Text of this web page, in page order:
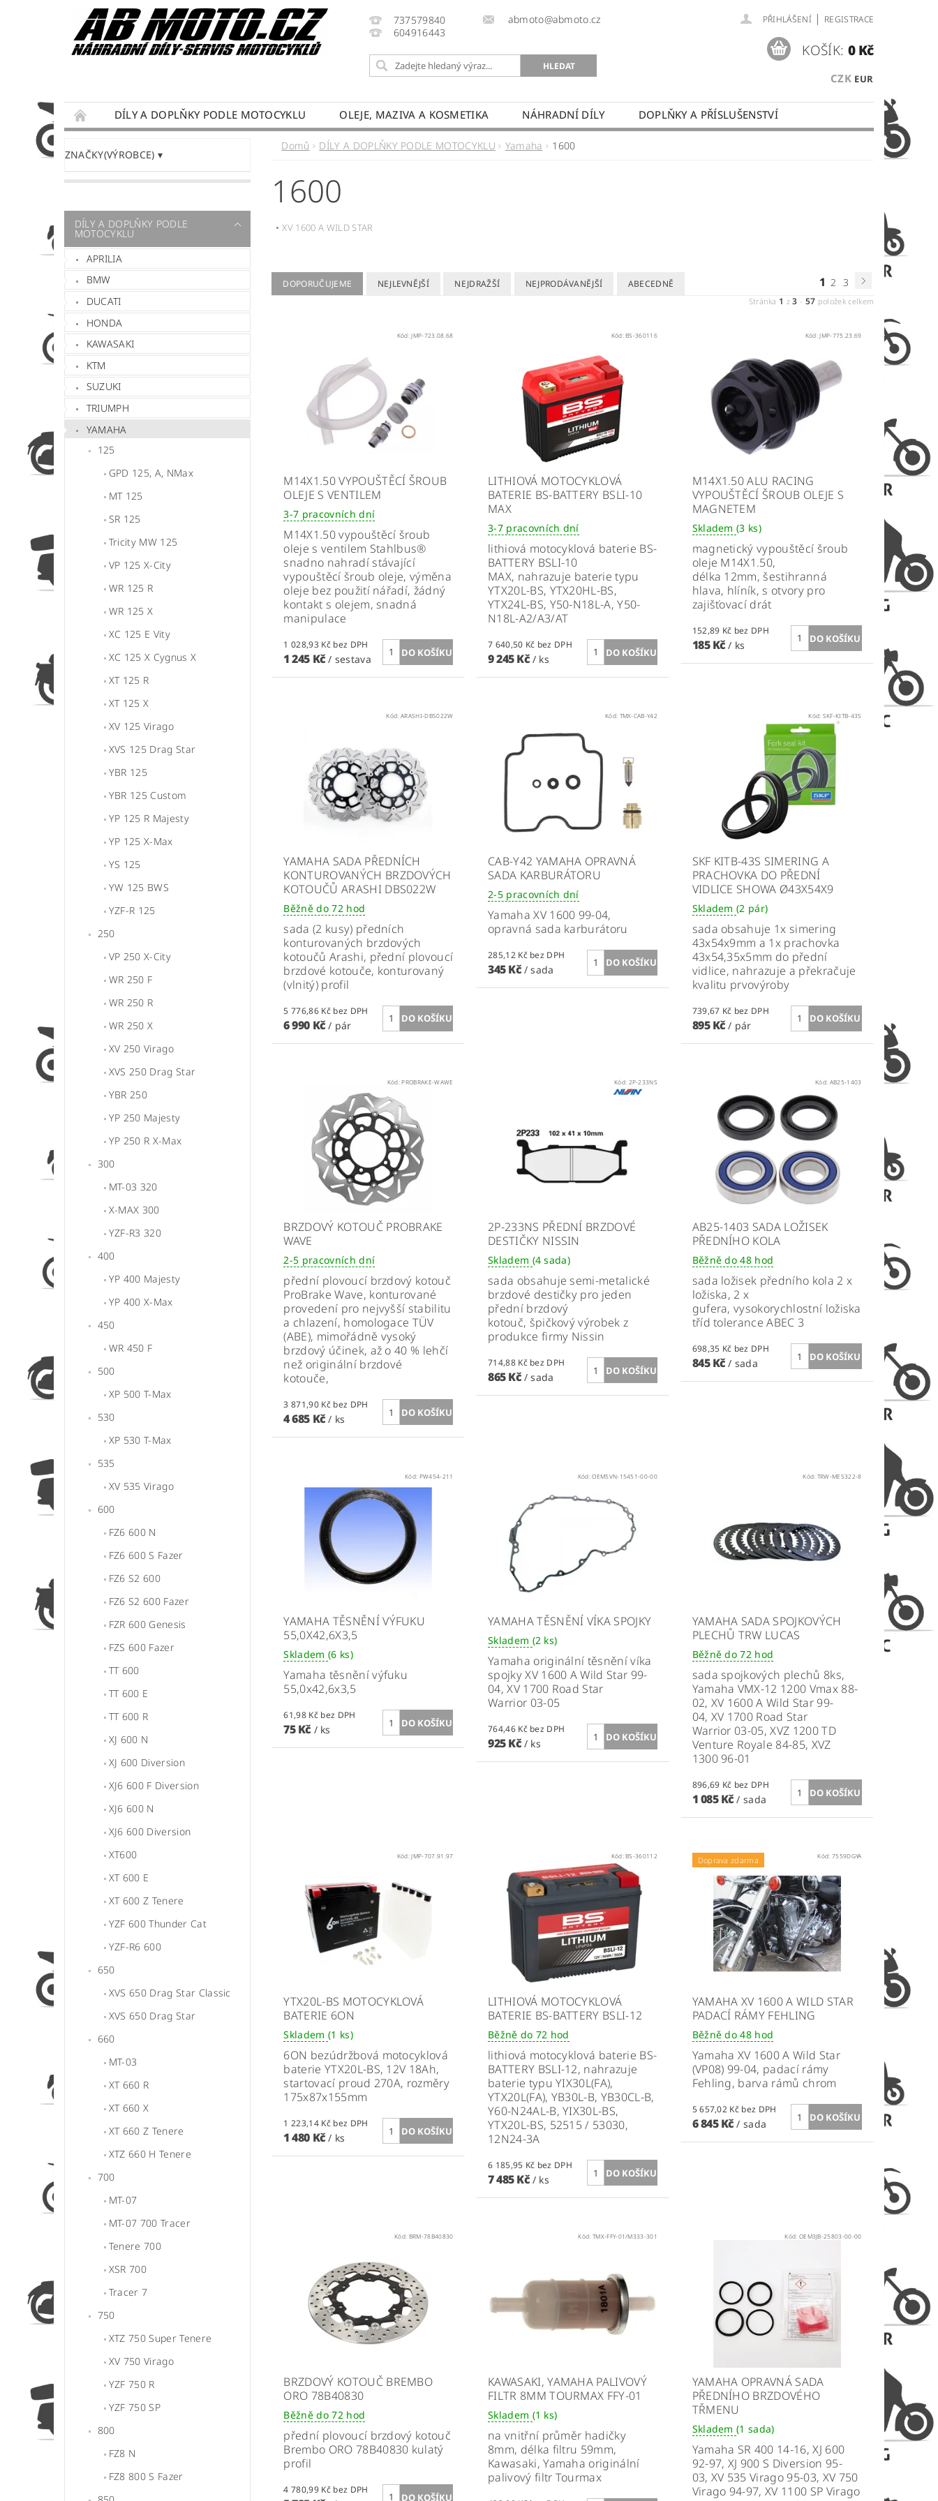
737579840
604916443
abmoto@abmoto.cz PŘIHLÁŠENÍ | REGISTRACE
CZK EUR
KOŠÍK: 0 Kč
DÍLY A DOPLŇKY PODLE MOTOCYKLU OLEJE, MAZIVA A KOSMETIKA NÁHRADNÍ DÍLY
DOPLŇKY A PŘÍSLUŠENSTVÍ
SERVIS MOTOCYKLŮ KONTAKT NAPIŠTE NÁM DOPRAVA A PLATBY
PODMÍNKY OCHRANY OSOBNÍCH ÚDAJŮ
ZNAČKY(VÝROBCE)
DÍLY A DOPLŇKY PODLE
MOTOCYKLU
APRILIA
BMW
DUCATI
HONDA
KAWASAKI
KTM
SUZUKI
TRIUMPH
YAMAHA
125
GPD 125, A, NMax
MT 125
SR 125
Tricity MW 125
VP 125 X-City
WR 125 R
WR 125 X
XC 125 E Vity
XC 125 X Cygnus X
XT 125 R
XT 125 X
XV 125 Virago
XVS 125 Drag Star
YBR 125
YBR 125 Custom
YP 125 R Majesty
YP 125 X-Max
YS 125
YW 125 BWS
YZF-R 125
250
VP 250 X-City
WR 250 F
WR 250 R
WR 250 X
XV 250 Virago
XVS 250 Drag Star
YBR 250
YP 250 Majesty
YP 250 R X-Max
300
MT-03 320
X-MAX 300
YZF-R3 320
400
YP 400 Majesty
YP 400 X-Max
450
WR 450 F
500
XP 500 T-Max
530
XP 530 T-Max
535
XV 535 Virago
600
FZ6 600 N
FZ6 600 S Fazer
FZ6 S2 600
FZ6 S2 600 Fazer
FZR 600 Genesis
FZS 600 Fazer
TT 600
TT 600 E
TT 600 R
XJ 600 N
XJ 600 Diversion
XJ6 600 F Diversion
XJ6 600 N
XJ6 600 Diversion
XT600
XT 600 E
XT 600 Z Tenere
YZF 600 Thunder Cat
YZF-R6 600
650
XVS 650 Drag Star Classic
XVS 650 Drag Star
660
MT-03
XT 660 R
XT 660 X
XT 660 Z Tenere
XTZ 660 H Tenere
700
MT-07
MT-07 700 Tracer
Tenere 700
XSR 700
Tracer 7
750
XTZ 750 Super Tenere
XV 750 Virago
YZF 750 R
YZF 750 SP
800
FZ8 N
FZ8 800 S Fazer
Domů DÍLY A DOPLŇKY PODLE MOTOCYKLU Yamaha 1600
1600
XV 1600 A WILD STAR
DOPORUČUJEME NEJLEVNĚJŠÍ NEJDRAŽŠÍ NEJPRODÁVANĚJŠÍ ABECEDNĚ 1 2 3
Stránka 1 z3 - 57 položek celkem
Kód:JMP-723.08.68
M14X1.50 VYPOUŠTĚCÍ ŠROUB
OLEJE S VENTILEM
3-7 pracovních dní
M14X1.50 vypouštěcí šroub
oleje s ventilem Stahlbus®
snadno nahradí stávající
vypouštěcí šroub oleje, výměna
oleje bez použití nářadí, žádný
kontakt s olejem, snadná
manipulace
1 028,93 Kč bez DPH
1 245 Kč/ sestava
Kód:BS-360116
LITHIOVÁ MOTOCYKLOVÁ
BATERIE BS-BATTERY BSLI-10
MAX
3-7 pracovních dní
lithiová motocyklová baterie BS-
BATTERY BSLI-10
MAX, nahrazuje baterie typu
YTX20L-BS, YTX20HL-BS,
YTX24L-BS, Y50-N18L-A, Y50-
N18L-A2/A3/AT
7 640,50 Kč bez DPH
9 245 Kč / ks
Kód:JMP-775.23.69
M14X1.50 ALU RACING
VYPOUŠTĚCÍ ŠROUB OLEJE S
MAGNETEM
Skladem(3 ks)
magnetický vypouštěcí šroub
oleje M14X1.50,
délka 12mm, šestihranná
hlava, hlíník, s otvory pro
zajišťovací drát
152,89 Kč bez DPH
185 Kč/ ks
Kód: ARASHI-DBS022W
YAMAHA SADA PŘEDNÍCH
KONTUROVANÝCH BRZDOVÝCH
KOTOUČŮ ARASHI DBS022W
Běžně do 72 hod
sada (2 kusy) předních
konturovaných brzdových
kotoučů Arashi, přední plovoucí
brzdové kotouče, konturovaný
(vlnitý) profil
5 776,86 Kč bez DPH
6 990 Kč/ pár
Kód: TMX-CAB-Y42
CAB-Y42 YAMAHA OPRAVNÁ
SADA KARBURÁTORU
2-5 pracovních dní
Yamaha XV 1600 99-04,
opravná sada karburátoru
285,12 Kč bez DPH
345 Kč / sada
Kód: SKF-KITB-43S
SKF KITB-43S SIMERING A
PRACHOVKA DO PŘEDNÍ
VIDLICE SHOWA Ø43X54X9
Skladem(2 pár)
sada obsahuje 1x simering
43x54x9mm a 1x prachovka
43x54,35x5mm do přední
vidlice, nahrazuje a překračuje
kvalitu prvovýroby
739,67 Kč bez DPH
895 Kč/ pár
Kód:PROBRAKE-WAWE
BRZDOVÝ KOTOUČ PROBRAKE
WAVE
2-5 pracovních dní
přední plovoucí brzdový kotouč
ProBrake Wave, konturované
provedení pro nejvyšší stabilitu
a chlazení, homologace TÜV
(ABE), mimořádně vysoký
brzdový účinek, až o 40 % lehčí
než originální brzdové
kotouče,
3 871,90 Kč bez DPH
4 685 Kč/ ks
Kód: 2P-233NS
2P-233NS PŘEDNÍ BRZDOVÉ
DESTIČKY NISSIN
Skladem (4 sada)
sada obsahuje semi-metalické
brzdové destičky pro jeden
přední brzdový
kotouč, špičkový výrobek z
produkce firmy Nissin
714,88 Kč bez DPH
865 Kč / sada
Kód: AB25-1403
AB25-1403 SADA LOŽISEK
PŘEDNÍHO KOLA
Běžně do 48 hod
sada ložisek předního kola 2 x
ložiska, 2 x
gufera, vysokorychlostní ložiska
tříd tolerance ABEC 3
698,35 Kč bez DPH
845 Kč/ sada
Kód: PW454-211
YAMAHA TĚSNĚNÍ VÝFUKU
55,0X42,6X3,5
Skladem (6 ks)
Yamaha těsnění výfuku
55,0x42,6x3,5
61,98 Kč bez DPH
75 Kč / ks
Kód:OEM5VN-15451-00-00
YAMAHA TĚSNĚNÍ VÍKA SPOJKY
Skladem (2 ks)
Yamaha originální těsnění víka
spojky XV 1600 A Wild Star 99-
04, XV 1700 Road Star
Warrior 03-05
764,46 Kč bez DPH
925 Kč / ks
Kód: TRW-MES322-8
YAMAHA SADA SPOJKOVÝCH
PLECHŮ TRW LUCAS
Běžně do 72 hod
sada spojkových plechů 8ks,
Yamaha VMX-12 1200 Vmax 88-
02, XV 1600 A Wild Star 99-
04, XV 1700 Road Star
Warrior 03-05, XVZ 1200 TD
Venture Royale 84-85, XVZ
1300 96-01
896,69 Kč bez DPH
1 085 Kč/ sada
Kód:JMP-707.91.97
YTX20L-BS MOTOCYKLOVÁ
BATERIE 6ON
Skladem (1 ks)
6ON bezúdržbová motocyklová
baterie YTX20L-BS, 12V 18Ah,
startovací proud 270A, rozměry
175x87x155mm
1 223,14 Kč bez DPH
1 480 Kč/ ks
Kód:BS-360112
LITHIOVÁ MOTOCYKLOVÁ
BATERIE BS-BATTERY BSLI-12
Běžně do 72 hod
lithiová motocyklová baterie BS-
BATTERY BSLI-12, nahrazuje
baterie typu YIX30L(FA),
YTX20L(FA), YB30L-B, YB30CL-B,
Y60-N24AL-B, YIX30L-BS,
YTX20L-BS, 52515 / 53030,
12N24-3A
6 185,95 Kč bez DPH
7 485 Kč / ks
Doprava zdarma Kód:7559DGYA
YAMAHA XV 1600 A WILD STAR
PADACÍ RÁMY FEHLING
Běžně do 48 hod
Yamaha XV 1600 A Wild Star
(VP08) 99-04, padací rámy
Fehling, barva rámů chrom
5 657,02 Kč bez DPH
6 845 Kč/ sada
Kód: BRM-78B40830
BRZDOVÝ KOTOUČ BREMBO
ORO 78B40830
Běžně do 72 hod
přední plovoucí brzdový kotouč
Brembo ORO 78B40830 kulatý
profil
4 780,99 Kč bez DPH
Kód: TMX-FFY-01/M333-301
KAWASAKI, YAMAHA PALIVOVÝ
FILTR 8MM TOURMAX FFY-01
Skladem (1 ks)
na vnitřní průměr hadičky
8mm, délka filtru 59mm,
Kawasaki, Yamaha originální
palivový filtr Tourmax
Kód: OEM3JB-25803-00-00
YAMAHA OPRAVNÁ SADA
PŘEDNÍHO BRZDOVÉHO
TŘMENU
Skladem(1 sada)
Yamaha SR 400 14-16, XJ 600
92-97, XJ 900 S Diversion 95-
03, XV 535 Virago 95-03, XV 750
Virago 94-97, XV 1100 SP Virago